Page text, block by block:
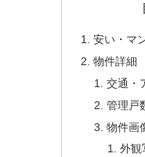
安い・マ
物件詳細
交通・
管理戸
物件画
外観